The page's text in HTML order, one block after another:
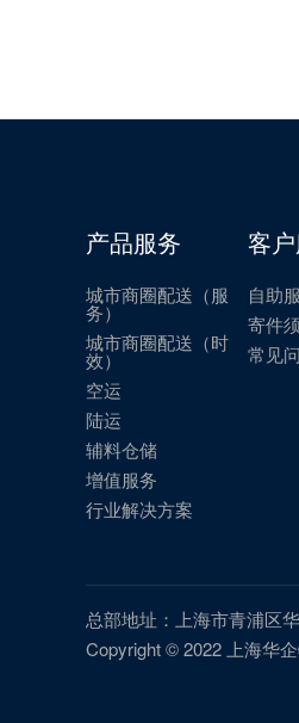
产品服务
城市商圈配送（服
务）
城市商圈配送（时
效）
空运
陆运
辅料仓储
增值服务
行业解决方案
客
自助
寄件
常见
总部地址：上海市青浦区
Copyright © 2022 上海华